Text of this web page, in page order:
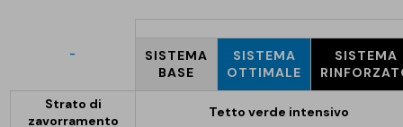
-
SISTEMA
BASE
SISTEMA
OTTIMALE
SISTEMA
Strato di
zavorramento
Tetto verde intensivo